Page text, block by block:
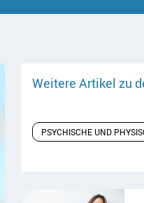
Weitere Artikel zu
PSYCHISCHE UND